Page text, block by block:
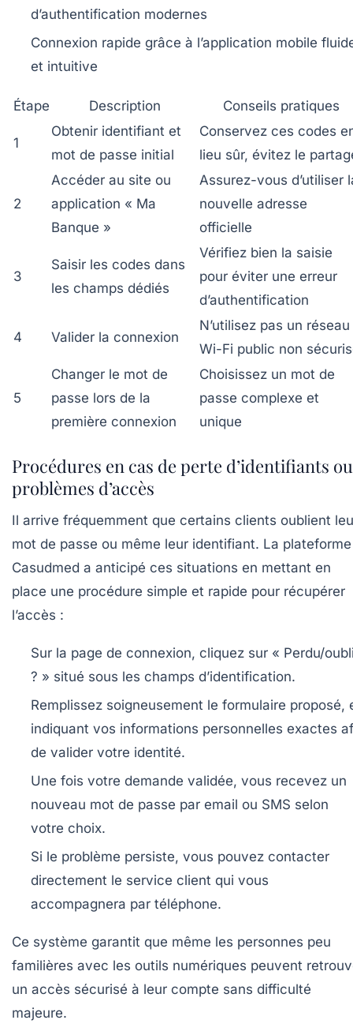
d’authentification modernes
Connexion rapide grâce à l’application mobile
et intuitive
Étape Description Conseils pratiques
1
Obtenir identifiant et
mot de passe initial
Conservez ces codes
lieu sûr, évitez le
2
Accéder au site ou
application « Ma
Banque »
Assurez-vous d’utiliser
nouvelle adresse
officielle
3
Saisir les codes dans
les champs dédiés
Vérifiez bien la saisie
pour éviter une erreur
d’authentification
4 Valider la connexion
N’utilisez pas un réseau
Wi-Fi public non
5
Changer le mot de
passe lors de la
première connexion
Choisissez un mot de
passe complexe et
unique
Procédures en cas de perte d’identifiants ou
problèmes d’accès
Il arrive fréquemment que certains clients oublient
mot de passe ou même leur identifiant. La plateforme
Casudmed a anticipé ces situations en mettant en
place une procédure simple et rapide pour récupérer
l’accès :
Sur la page de connexion, cliquez sur « Perdu/
? » situé sous les champs d’identification.
Remplissez soigneusement le formulaire proposé,
indiquant vos informations personnelles exactes
de valider votre identité.
Une fois votre demande validée, vous recevez un
nouveau mot de passe par email ou SMS selon
votre choix.
Si le problème persiste, vous pouvez contacter
directement le service client qui vous
accompagnera par téléphone.
Ce système garantit que même les personnes peu
familières avec les outils numériques peuvent
un accès sécurisé à leur compte sans difficulté
majeure.